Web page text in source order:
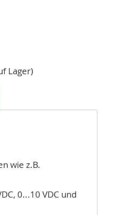
Lager)
wie z.B.
0...10 VDC und